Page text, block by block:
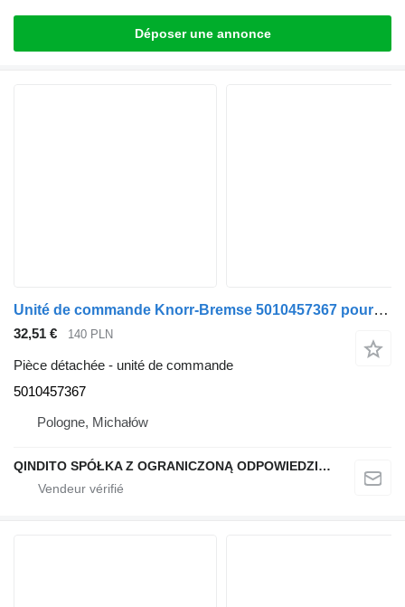
Déposer une annonce
Unité de commande Knorr-Bremse 5010457367 pour tracteur routier Renault MAGNUM 440
32,51 € 140 PLN
Pièce détachée - unité de commande
5010457367
Pologne, Michałów
QINDITO SPÓŁKA Z OGRANICZONĄ ODPOWIEDZIALNOŚCIĄ